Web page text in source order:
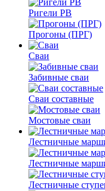
Ригели РВ
Прогоны (ПРГ)
Сваи
Забивные сваи
Сваи составные
Мостовые сваи
Лестничные
Лестничные
Лестничные